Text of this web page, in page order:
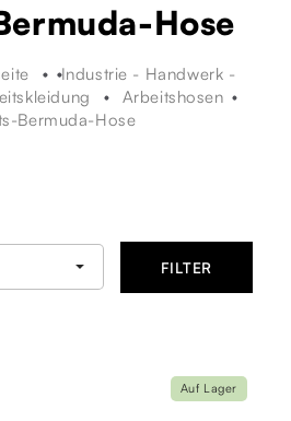
Hose
Industrie - Handwerk -
Arbeitshosen
Bermuda-Hose
 FILTER
Auf Lager